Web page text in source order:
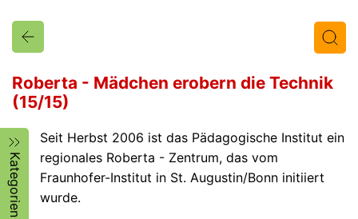
Roberta - Mädchen erobern die Technik
(15/15)
Kategorien
Seit Herbst 2006 ist das Pädagogische Institut ein
regionales Roberta - Zentrum, das vom
Fraunhofer-Institut in St. Augustin/Bonn initiiert
wurde.